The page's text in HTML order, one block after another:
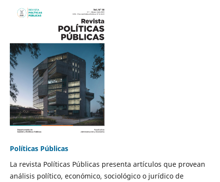
Políticas Públicas
La revista Políticas Públicas presenta artículos que provean
análisis político, económico, sociológico o jurídico de